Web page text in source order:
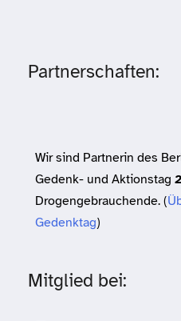
Partnerschaften:
Wir sind Partnerin des
Gedenk- und Aktionstag
Drogengebrauchende. (
Gedenktag)
Mitglied bei: